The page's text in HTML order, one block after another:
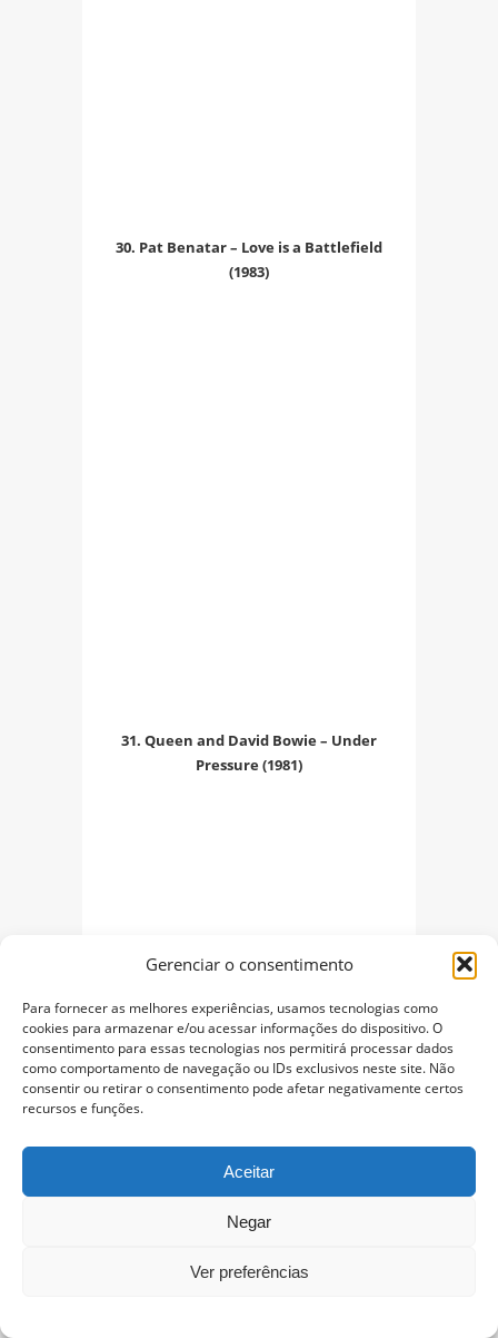
Gerenciar o consentimento
Para fornecer as melhores experiências, usamos tecnologias como
cookies para armazenar e/ou acessar informações do dispositivo. O
consentimento para essas tecnologias nos permitirá processar dados
como comportamento de navegação ou IDs exclusivos neste site. Não
consentir ou retirar o consentimento pode afetar negativamente certos
recursos e funções.
Aceitar
Negar
Ver preferências
30. Pat Benatar – Love is a Battlefield
(1983)
31. Queen and David Bowie – Under
Pressure (1981)
32. Night Ranger – Sister Christian (1983)